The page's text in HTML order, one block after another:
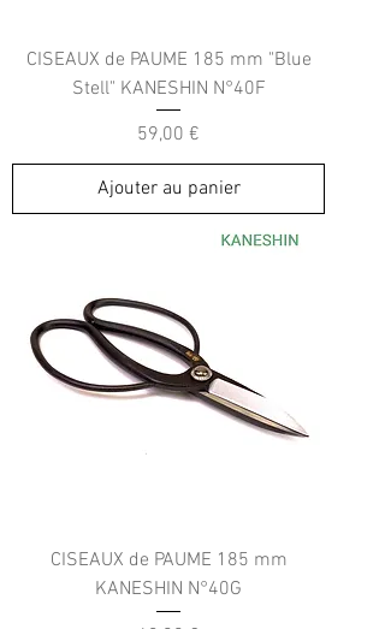
CISEAUX de PAUME 185 mm "Blue
Stell" KANESHIN N°40F
Prix
59,00 €
Ajouter au panier
CISEAUX de PAUME 185 mm
KANESHIN N°40G